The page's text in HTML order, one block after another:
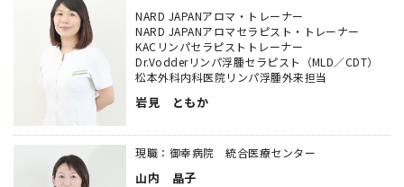
NARD JAPANアロマ・トレーナー
NARD JAPANアロマセラピスト・トレーナー
KACリンパセラピストトレーナー
Dr.Vodderリンパ浮腫セラピスト（MLD／CDT）
松本外科内科医院リンパ浮腫外来担当
岩見 ともか
現職：御幸病院 統合医療センター
山内 晶子